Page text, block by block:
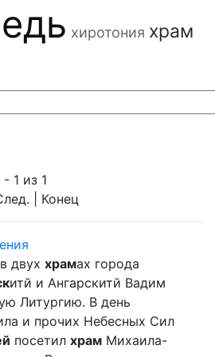
хиротония храм
1 из 1
| Конец
двух храмах города
итй и Ангарскитй Вадим
Литургию. В день
и прочих Небесных Сил
посетил храм Михаила-